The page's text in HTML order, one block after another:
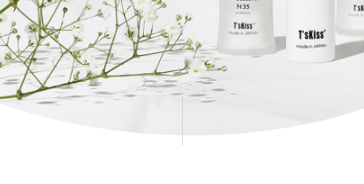
取扱ご検討サロン様へ
お取扱サロン
お知らせ・ブログ
会社概要